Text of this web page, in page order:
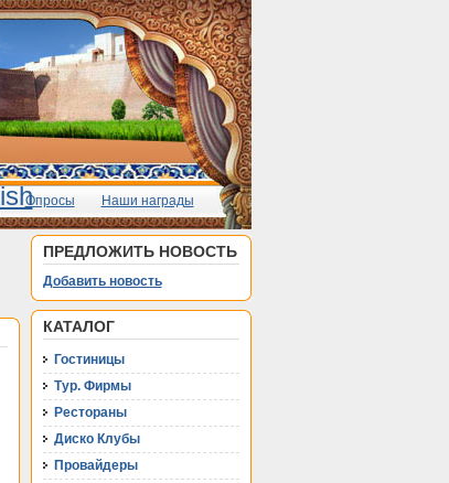
Опросы Наши награды
ПРЕДЛОЖИТЬ НОВОСТЬ
Добавить новость
КАТАЛОГ
Гостиницы
Тур. Фирмы
Рестораны
Диско Клубы
Провайдеры